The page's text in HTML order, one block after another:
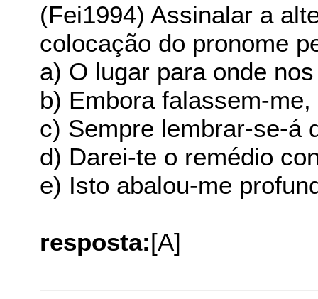
(Fei1994) Assinalar a
colocação do pronome
a) O lugar para onde
b) Embora falassem-
c) Sempre lembrar-se-á
d) Darei-te o remédio
e) Isto abalou-me
resposta:[A]